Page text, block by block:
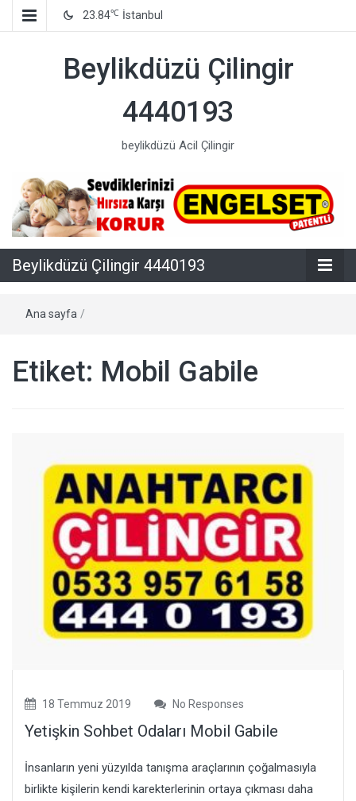
23.84℃ İstanbul
Beylikdüzü Çilingir
4440193
beylikdüzü Acil Çilingir
Beylikdüzü Çilingir 4440193
Ana sayfa /
Etiket: Mobil Gabile
18 Temmuz 2019 No Responses
Yetişkin Sohbet Odaları Mobil Gabile
İnsanların yeni yüzyılda tanışma araçlarının çoğalmasıyla
birlikte kişilerin kendi karekterlerinin ortaya çıkması daha